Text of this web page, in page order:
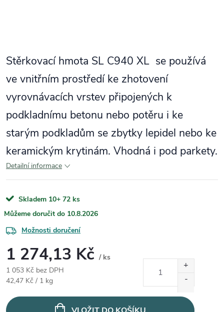
Stěrkovací hmota SL C940 XL se používá
ve vnitřním prostředí ke zhotovení
vyrovnávacích vrstev připojených k
podkladnímu betonu nebo potěru i ke
starým podkladům se zbytky lepidel nebo ke
keramickým krytinám. Vhodná i pod parkety.
Detailní informace
Skladem 10+ 72 ks
10.8.2026
Možnosti doručení
1 274,13 Kč / ks
1 053 Kč bez DPH
Měrná cena:
42,47 Kč / 1 kg